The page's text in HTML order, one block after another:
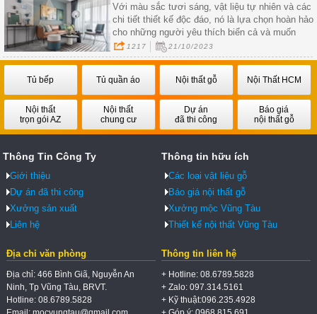
Với màu sắc tươi sáng, vật liệu tự nhiên và các
chi tiết thiết kế độc đáo, nó là lựa chọn hoàn hảo
cho những người yêu thích biển cả và muốn
mang vẻ đẹp của biển vào ngôi nhà của họ.
1217 21/10/2023
Tủ bếp Tủ quần áo Nội thất gỗ Nội Thất HCM
Nội thất
trọn gói AZ
Nội thất
chung cư
Dự án
đã thi công
Báo giá
nội thất gỗ
Thông Tin Công Ty
Giới thiệu
Dự án đã thi công
Xưởng sản xuất
Liên hệ
Thông tin hữu ích
Các loại vật liệu gỗ
Báo giá nội thất gỗ
Xưởng mộc Vũng Tàu
Thiết kế nội thất Vũng Tàu
Địa chỉ văn phòng
Địa chỉ: 466 Bình Giã, Nguyễn An
Ninh, Tp Vũng Tàu, BRVT.
Hotline: 08.6789.5828
Thông tin liên hệ
+ Hotline: 08.6789.5828
+ Zalo: 097.314.5161
+ Kỹ thuật:096.235.4928